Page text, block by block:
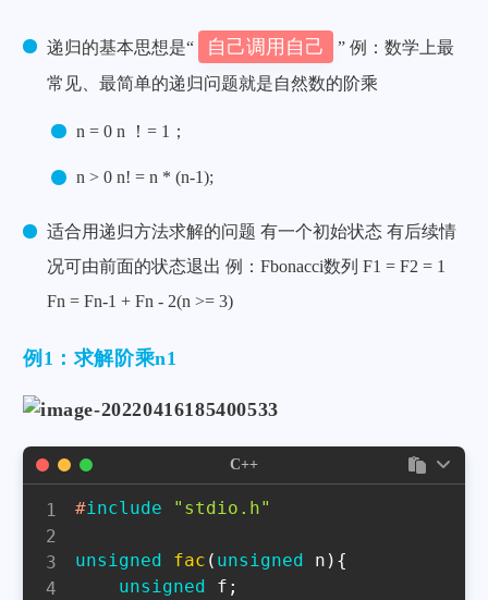
递归的基本思想是“ 自己调用自己
” 例：数学上最
常见、最简单的递归问题就是自然数的阶乘
n = 0 n ！= 1；
n > 0 n! = n * (n-1);
适合用递归方法求解的问题 有一个初始状态 有后续情
况可由前面的状态退出 例：Fbonacci数列 F1 = F2 = 1
Fn = Fn-1 + Fn - 2(n >= 3)
例1：求解阶乘n1
#include "stdio.h"
unsigned fac ( unsigned n ) {
unsigned f ;
C++